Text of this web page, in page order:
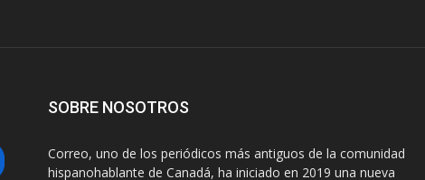
SOBRE NOSOTROS
Correo, uno de los periódicos más antiguos de la comunidad
hispanohablante de Canadá, ha iniciado en 2019 una nueva